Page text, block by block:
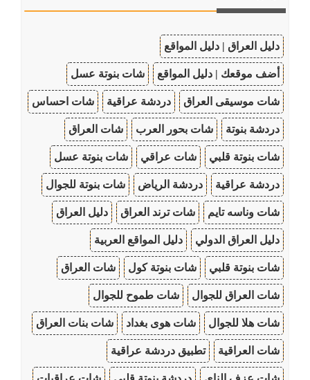
دليل العراق | دليل المواقع
أضف موقعك | دليل المواقع شات بنوتة عسل
شات موسيقى العراق دردشة عراقية شات احساس
دردشة بنوتة شات بحور العرب شات العراق
شات بنوتة قلبي شات عراقي شات بنوتة عسل
دردشة عراقية دردشة الرياض شات بنوتة للجوال
شات وناسه تايم شات ترند العراق دليل العراق
دليل العراق الدولي دليل المواقع العربية
شات بنوتة قلبي شات بنوتة كول شات العراق
شات العراق للجوال شات طموح للجوال
شات هلا للجوال شات هوى بغداد شات بنات العراق
شات العراقية تطبيق دردشة عراقية